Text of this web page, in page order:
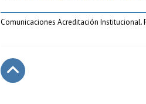
Comunicaciones Acreditación Institucional.